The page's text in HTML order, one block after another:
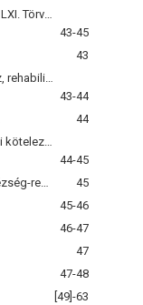
43-45
43
43-44
44
44-45
45
45-46
46-47
47
47-48
[49]-63